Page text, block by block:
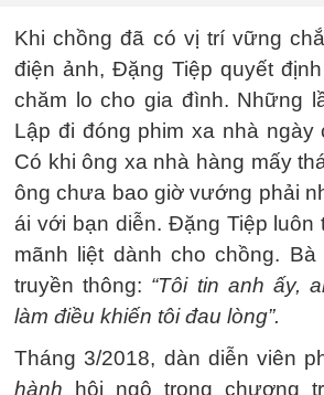
Khi chồng đã có vị trí vững
điện ảnh, Đặng Tiệp quyết
chăm lo cho gia đình. Những
Lập đi đóng phim xa nhà ngày
Có khi ông xa nhà hàng mấy
ông chưa bao giờ vướng phải
ái với bạn diễn. Đặng Tiệp luôn
mãnh liệt dành cho chồng.
truyền thông: “Tôi tin anh ấy,
làm điều khiến tôi đau lòng”.
Tháng 3/2018, dàn diễn viên
hành hội ngộ trong chương